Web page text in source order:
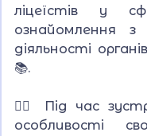
ліцеїстів у
ознайомлення
діяльності
📚.
👮‍♂️ Під час
особливості